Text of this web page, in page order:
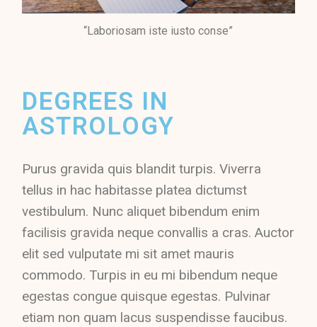
“Laboriosam iste iusto conse”
DEGREES IN
ASTROLOGY
Purus gravida quis blandit turpis. Viverra
tellus in hac habitasse platea dictumst
vestibulum. Nunc aliquet bibendum enim
facilisis gravida neque convallis a cras. Auctor
elit sed vulputate mi sit amet mauris
commodo. Turpis in eu mi bibendum neque
egestas congue quisque egestas. Pulvinar
etiam non quam lacus suspendisse faucibus.